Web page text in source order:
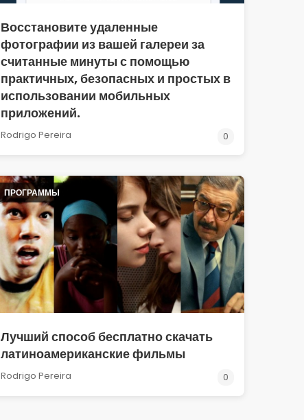
Восстановите удаленные
фотографии из вашей галереи за
считанные минуты с помощью
практичных, безопасных и простых в
использовании мобильных
приложений.
Rodrigo Pereira 0
ПРОГРАММЫ
Лучший способ бесплатно скачать
латиноамериканские фильмы
Rodrigo Pereira 0